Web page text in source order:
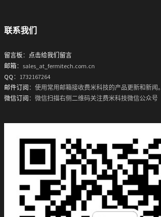
联系我们
留言板 ： 点击给我们留言
邮箱：sales_at_fermitech.com.cn
QQ ：1732167264
邮件订阅 ：使用常用邮箱接收费米科技的产品更新和新闻。
微信订阅 ：微信扫描右侧二维码关注费米科技微信公众号